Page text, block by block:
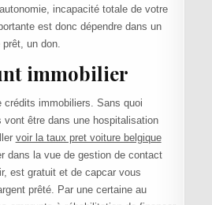
incapacité totale de votre
est donc dépendre dans un
un don.
immobilier
crédits immobiliers. Sans quoi
vont être dans une hospitalisation
voir la taux pret voiture belgique
dans la vue de gestion de contact
est gratuit et de capcar vous
prêté. Par une certaine au